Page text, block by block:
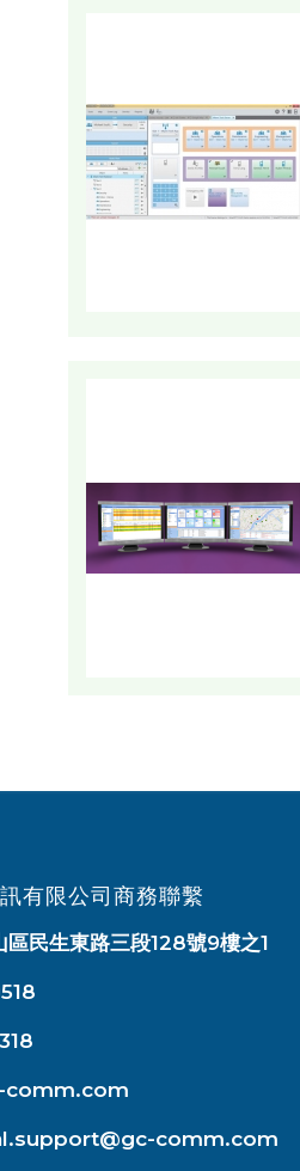
有限公司商務聯繫
民生東路三段128號9樓之1
comm.com
comm.com